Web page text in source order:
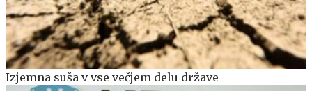
Izjemna suša v vse večjem delu države